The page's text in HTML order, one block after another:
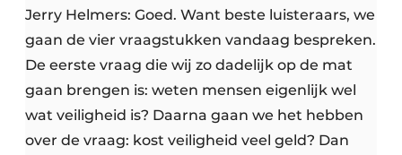
Jerry Helmers: Goed. Want beste luisteraars, we
gaan de vier vraagstukken vandaag bespreken.
De eerste vraag die wij zo dadelijk op de mat
gaan brengen is: weten mensen eigenlijk wel
wat veiligheid is? Daarna gaan we het hebben
over de vraag: kost veiligheid veel geld? Dan